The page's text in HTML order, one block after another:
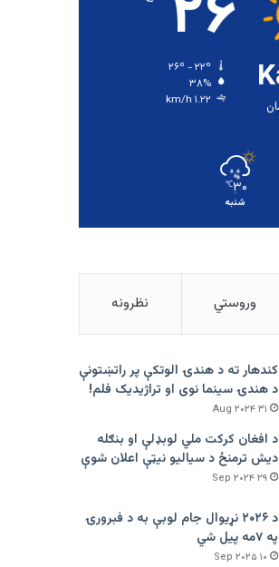
۳۸%
۱.۲۲ km/h
۳۰℃
شنبه
وروستي نظرونه
کندهار ته د هندۍ الوتکې پر راتښتونې
د هندۍ سینما نوی او تراژيديک فلم!
۳۱ Aug ۲۰۲۴
د افغان کرکت ملي لوبډلې او بنګله
دیش ترمنځ د سیالیو نیټې اعلان شوې
۲۹ Sep ۲۰۲۴
د ۲۰۲۶ نړیوال جام لوبې به د فبرورۍ
په ۷مه پیل شي
۱۰ Sep ۲۰۲۵